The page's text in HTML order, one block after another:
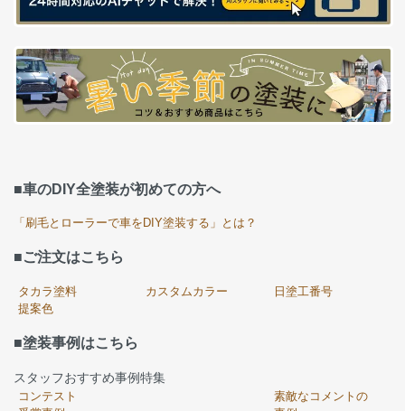
■車のDIY全塗装が初めての方へ
「刷毛とローラーで車をDIY塗装する」とは？
■ご注文はこちら
タカラ塗料
提案色
カスタムカラー 日塗工番号
■塗装事例はこちら
スタッフおすすめ事例特集
コンテスト
素敵なコメントの